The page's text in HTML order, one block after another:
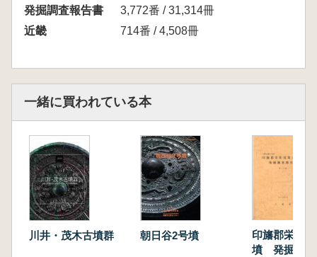
発掘調査報告書
3,772番 / 31,314冊
近畿
714番 / 4,508冊
一緒に買われている本
川井・茂木古墳群 朝日谷2号墳
印旛郡栄町
墳 発掘調査